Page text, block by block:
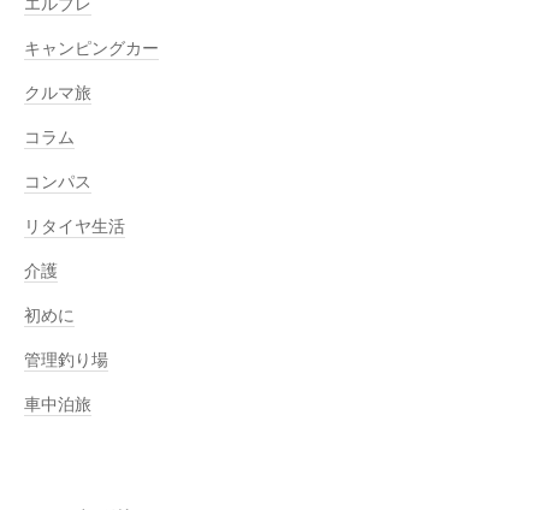
キャンピングカー
クルマ旅
コラム
コンパス
リタイヤ生活
介護
初めに
管理釣り場
車中泊旅